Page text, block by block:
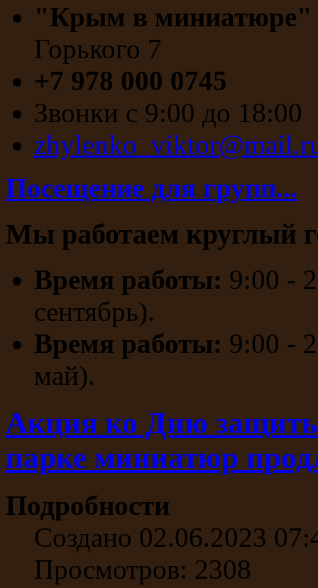
"Крым в
Горького 7
+7 978 000 0745
Звонки с 9:00 до 18:00
Посещение для групп...
Мы работаем круглый
Время работы: 9:00 -
сентябрь).
Время работы: 9:00 -
май).
Акция ко Дню
парке миниатюр
Подробности
Создано 02.06.2023
Просмотров: 2308